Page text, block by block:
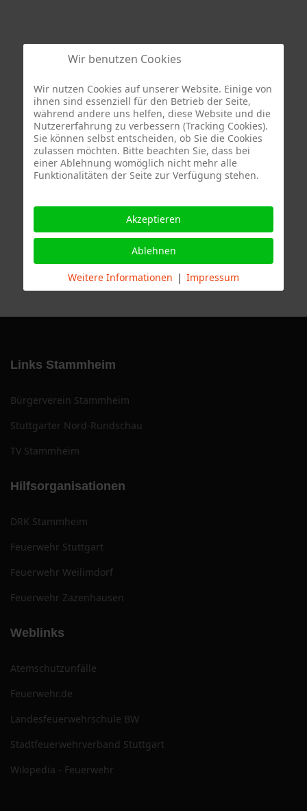
Termine
Links Stammheim
Bürgerverein Stammheim
Stuttgarter Nord-Rundschau
TV Stammheim
Hilfsorganisationen
DRK Stammheim
Feuerwehr Stuttgart
Feuerwehr Weilimdorf
Feuerwehr Zazenhausen
Weblinks
Atemschutzunfälle
Feuerwehr.de
Landesfeuerwehrschule BW
Stadtfeuerwehrverband Stuttgart
Wikipedia - Feuerwehr
Wir benutzen Cookies
Wir nutzen Cookies auf unserer Website. Einige von
ihnen sind essenziell für den Betrieb der Seite,
während andere uns helfen, diese Website und die
Nutzererfahrung zu verbessern (Tracking Cookies).
Sie können selbst entscheiden, ob Sie die Cookies
zulassen möchten. Bitte beachten Sie, dass bei
einer Ablehnung womöglich nicht mehr alle
Funktionalitäten der Seite zur Verfügung stehen.
Akzeptieren
Ablehnen
Weitere Informationen | Impressum